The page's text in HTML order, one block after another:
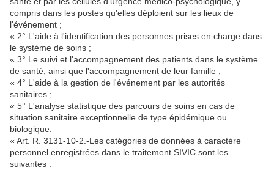
compris dans les postes qu'elles déploient sur les lieux de
l'événement ;
« 2° L'aide à l'identification des personnes prises en charge dans
le système de soins ;
« 3° Le suivi et l'accompagnement des patients dans le système
de santé, ainsi que l'accompagnement de leur famille ;
« 4° L'aide à la gestion de l'événement par les autorités
sanitaires ;
« 5° L'analyse statistique des parcours de soins en cas de
situation sanitaire exceptionnelle de type épidémique ou
biologique.
« Art. R. 3131-10-2.-Les catégories de données à caractère
personnel enregistrées dans le traitement SIVIC sont les
suivantes :